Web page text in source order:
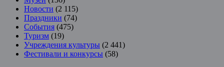
Новости (2 115)
Праздники (74)
События (475)
Туризм (19)
Учреждения культуры (2 441)
Фестивали и конкурсы (58)